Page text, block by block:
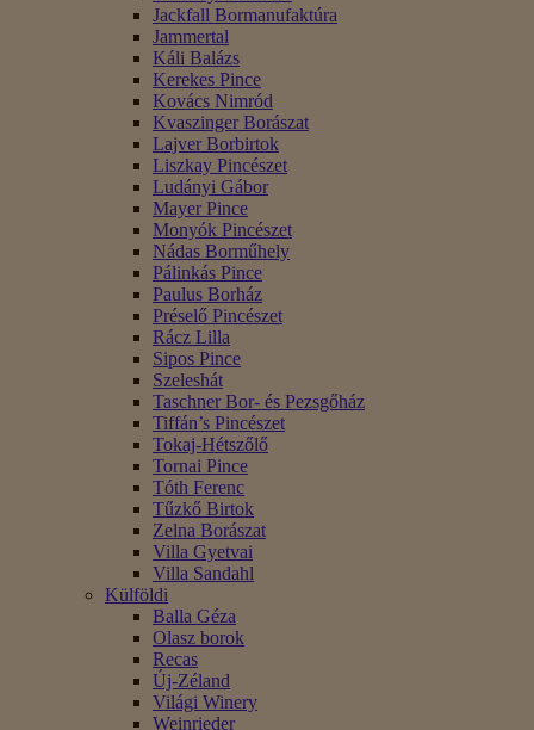
Jackfall Bormanufaktúra
Jammertal
Káli Balázs
Kerekes Pince
Kovács Nimród
Kvaszinger Borászat
Lajver Borbirtok
Liszkay Pincészet
Ludányi Gábor
Mayer Pince
Monyók Pincészet
Nádas Borműhely
Pálinkás Pince
Paulus Borház
Préselő Pincészet
Rácz Lilla
Sipos Pince
Szeleshát
Taschner Bor- és Pezsgőház
Tiffán’s Pincészet
Tokaj-Hétszőlő
Tornai Pince
Tóth Ferenc
Tűzkő Birtok
Zelna Borászat
Villa Gyetvai
Villa Sandahl
Külföldi
Balla Géza
Olasz borok
Recas
Új-Zéland
Világi Winery
Weinrieder